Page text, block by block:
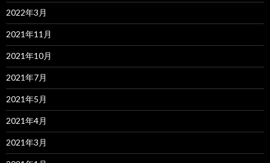
2022年3月
2021年11月
2021年10月
2021年7月
2021年5月
2021年4月
2021年3月